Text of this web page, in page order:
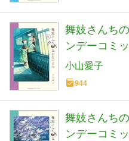
舞妓さんち
ンデーコミ
小山愛子
944
舞妓さんち
ンデーコミ